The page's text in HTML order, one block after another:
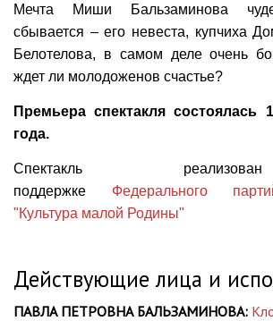
Мечта Миши Бальзаминова
сбывается – его невеста, купчиха
Белотелова, в самом деле очень
ждет ли молодоженов счастье?
Премьера спектакля состоялась
года.
Спектакль
поддержке Федерального
"Культура малой Родины"
Действующие лица и
ПАВЛА ПЕТРОВНА БАЛЬЗАМИНОВА: